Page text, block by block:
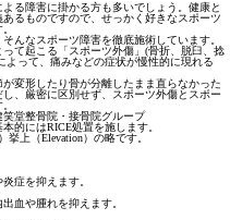
る障害に掛かる方も多いでしょう。健康と
るものですので、せっかく好きなスポーツ
んなスポーツ障害を徹底施術しています。
て起こる「スポーツ外傷」(骨折、脱臼、捻
って、痛みなどの症状が慢性的に現れる
変形したり骨が分離したまま直らなかった
、厳密に区別せず、スポーツ外傷とスポー
堂整骨院・接骨院グループ
的にはRICE処置を施します。
挙上（Elevation）の略です。
症を抑えます。
血や腫れを抑えます。